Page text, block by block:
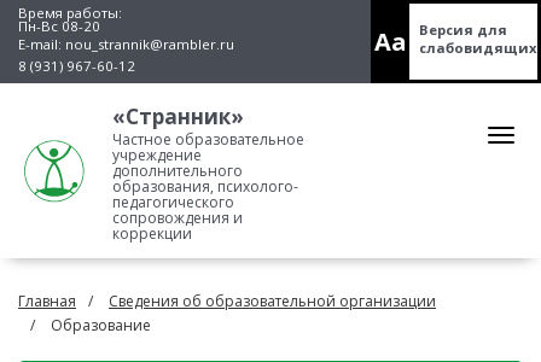
Время работы:
Пн-Вс 08-20
E-mail: nou_strannik@rambler.ru
8 (931) 967-60-12
Aa
Версия для
слабовидящих
«Странник»
Частное образовательное
учреждение
дополнительного
образования, психолого-
педагогического
сопровождения и
коррекции
Главная
Сведения об образовательной организации
Образование